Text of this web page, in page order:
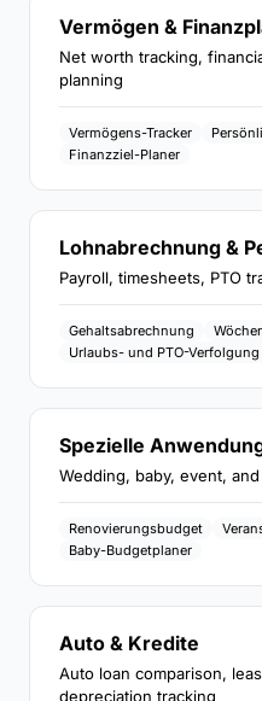
Vermögen &
Net worth tracking,
planning
Vermögens-Tracker
Finanzziel-Planer
Lohnabrechnung &
Payroll, timesheets, PTO
Gehaltsabrechnung
Urlaubs- und PTO-Verfolgung
Spezielle
Wedding, baby, event,
Renovierungsbudget
Baby-Budgetplaner
Auto & Kredite
Auto loan comparison,
depreciation tracking